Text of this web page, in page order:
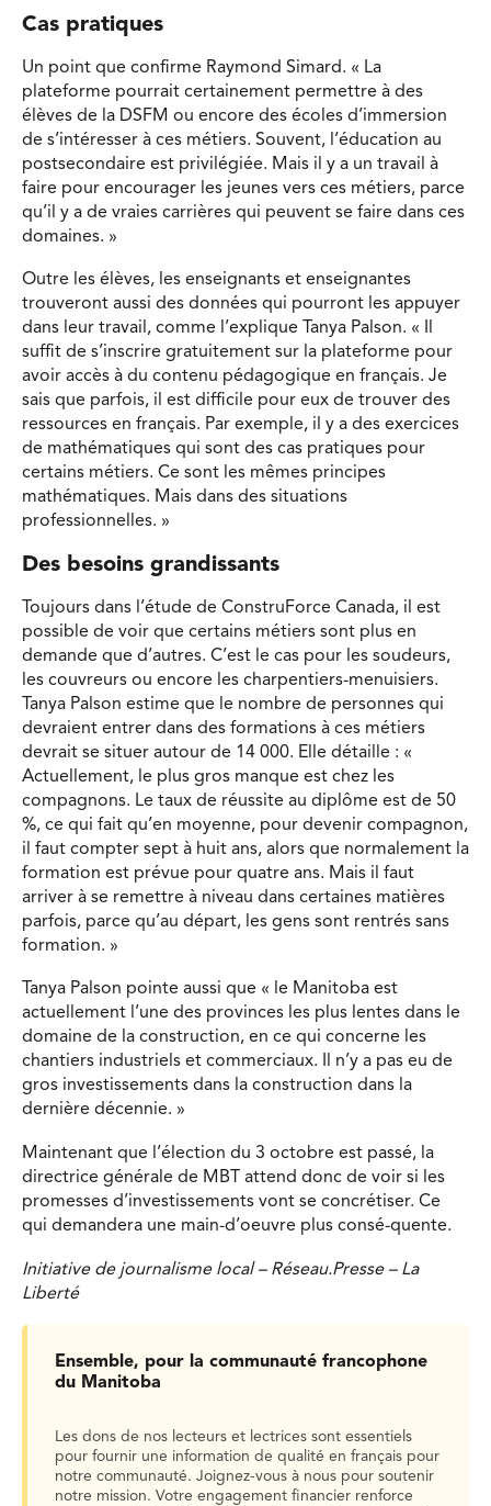
Cas pratiques
Un point que confirme Raymond Simard. « La
plateforme pourrait certainement permettre à des
élèves de la DSFM ou encore des écoles d’immersion
de s’intéresser à ces métiers. Souvent, l’éducation au
postsecondaire est privilégiée. Mais il y a un travail à
faire pour encourager les jeunes vers ces métiers, parce
qu’il y a de vraies carrières qui peuvent se faire dans ces
domaines. »
Outre les élèves, les enseignants et enseignantes
trouveront aussi des données qui pourront les appuyer
dans leur travail, comme l’explique Tanya Palson. « Il
suffit de s’inscrire gratuitement sur la plateforme pour
avoir accès à du contenu pédagogique en français. Je
sais que parfois, il est difficile pour eux de trouver des
ressources en français. Par exemple, il y a des exercices
de mathématiques qui sont des cas pratiques pour
certains métiers. Ce sont les mêmes principes
mathématiques. Mais dans des situations
professionnelles. »
Des besoins grandissants
Toujours dans l’étude de ConstruForce Canada, il est
possible de voir que certains métiers sont plus en
demande que d’autres. C’est le cas pour les soudeurs,
les couvreurs ou encore les charpentiers-menuisiers.
Tanya Palson estime que le nombre de personnes qui
devraient entrer dans des formations à ces métiers
devrait se situer autour de 14 000. Elle détaille : «
Actuellement, le plus gros manque est chez les
compagnons. Le taux de réussite au diplôme est de 50
%, ce qui fait qu’en moyenne, pour devenir compagnon,
il faut compter sept à huit ans, alors que normalement la
formation est prévue pour quatre ans. Mais il faut
arriver à se remettre à niveau dans certaines matières
parfois, parce qu’au départ, les gens sont rentrés sans
formation. »
Tanya Palson pointe aussi que « le Manitoba est
actuellement l’une des provinces les plus lentes dans le
domaine de la construction, en ce qui concerne les
chantiers industriels et commerciaux. Il n’y a pas eu de
gros investissements dans la construction dans la
dernière décennie. »
Maintenant que l’élection du 3 octobre est passé, la
directrice générale de MBT attend donc de voir si les
promesses d’investissements vont se concrétiser. Ce
qui demandera une main-d’oeuvre plus consé-quente.
Initiative de journalisme local – Réseau.Presse – La
Liberté
Ensemble, pour la communauté francophone
du Manitoba
Les dons de nos lecteurs et lectrices sont essentiels
pour fournir une information de qualité en français pour
notre communauté. Joignez-vous à nous pour soutenir
notre mission. Votre engagement financier renforce